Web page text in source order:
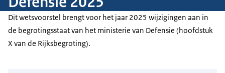
Dit wetsvoorstel brengt voor het jaar 2025 wijzigingen aan in
de begrotingsstaat van het ministerie van Defensie (hoofdstuk
X van de Rijksbegroting).